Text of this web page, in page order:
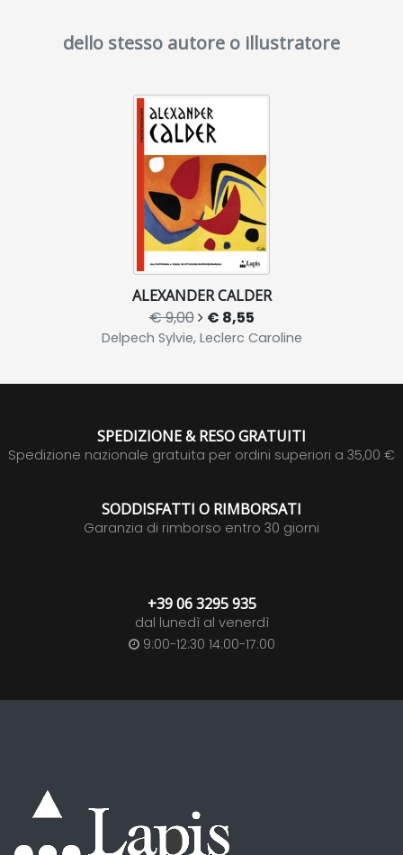
dello stesso autore o illustratore
ALEXANDER CALDER
€ 9,00 € 8,55
Delpech Sylvie, Leclerc Caroline
SPEDIZIONE & RESO GRATUITI
Spedizione nazionale gratuita per ordini superiori a 35,00 €
SODDISFATTI O RIMBORSATI
Garanzia di rimborso entro 30 giorni
+39 06 3295 935
dal lunedì al venerdì
9:00-12:30 14:00-17:00